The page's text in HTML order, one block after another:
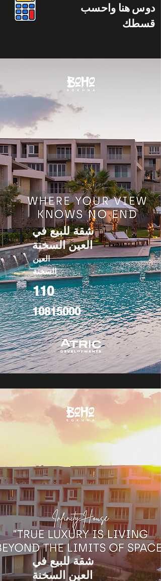
دوس هنا واحسب
قسطك
شقة للبيع في
العين السخنة
العين
السخنة
110
10815000
شقة للبيع في
العين السخنة